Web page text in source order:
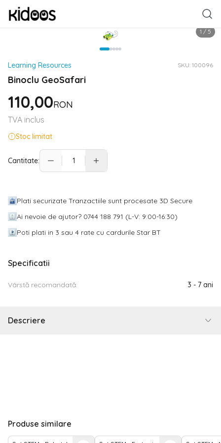
1 / 5
Learning Resources SKU: 100096
Binoclu GeoSafari
110,00RON
TVA inclus
Stoc limitat
Cantitate:
Plati securizate Tranzactiile sunt procesate 3D Secure
Ai nevoie de ajutor? 0744 188 791 (L-V: 9:00-16:30)
Poti plati in 3 sau 4 rate cu cardurile Star BT
Specificatii
Vârstă recomandată: 3 - 7 ani
Descriere
Produse similare